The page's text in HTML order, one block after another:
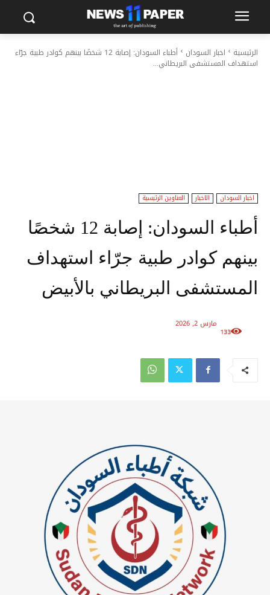
الرئيسية اخبار السودان
أطباء السودان: إصابة 12 شخصًا بينهم كوادر طبية جرّاء
استهداف المستشفى البريطاني...
اخبار السودان الاخبار العناوين الرئيسية
أطباء السودان: إصابة 12 شخصًا
بينهم كوادر طبية جرّاء استهداف
المستشفى البريطاني بالأبيض
مارس 2, 2026
133